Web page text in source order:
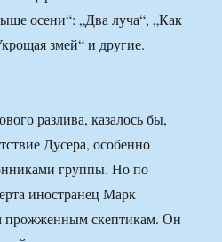
осени“: „Два луча“, „Как
змей“ и другие.
разлива, казалось бы,
Дусера, особенно
группы. Но по
иностранец Марк
прожженным скептикам. Он